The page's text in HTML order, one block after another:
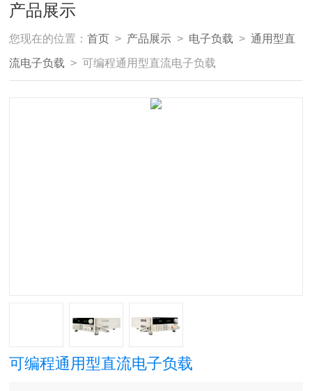
产品展示
您现在的位置：首页 > 产品展示 > 电子负载 >通用型直
流电子负载 > 可编程通用型直流电子负载
可编程通用型直流电子负载